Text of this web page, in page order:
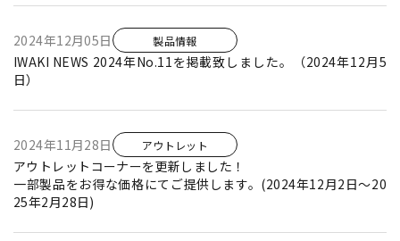
2024年12月05日 製品情報
IWAKI NEWS 2024年No.11を掲載致しました。（2024年12月5
日）
2024年11月28日 アウトレット
アウトレットコーナーを更新しました！
一部製品をお得な価格にてご提供します。(2024年12月2日～20
25年2月28日)